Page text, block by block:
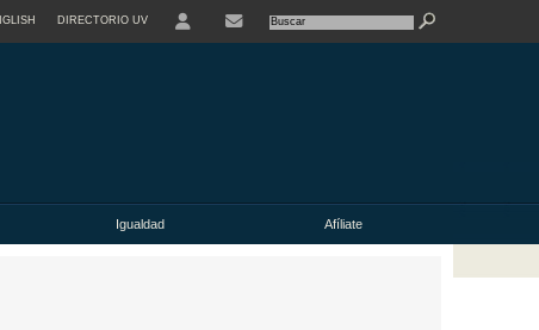
DIRECTORIO UV
Igualdad Afíliate